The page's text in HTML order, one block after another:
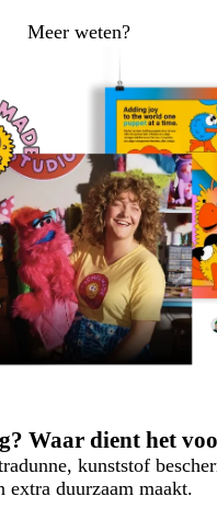
Meer weten?
Waar dient het
kunststof
extra duurzaam maakt.